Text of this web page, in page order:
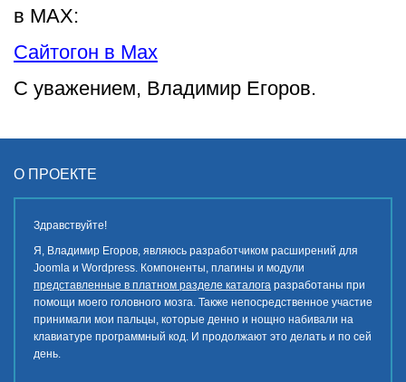
в MAX:
Сайтогон в Max
С уважением, Владимир Егоров.
О ПРОЕКТЕ
Здравствуйте!
Я, Владимир Егоров, являюсь разработчиком расширений для
Joomla и Wordpress. Компоненты, плагины и модули
представленные в платном разделе каталога разработаны при
помощи моего головного мозга. Также непосредственное участие
принимали мои пальцы, которые денно и нощно набивали на
клавиатуре программный код. И продолжают это делать и по сей
день.